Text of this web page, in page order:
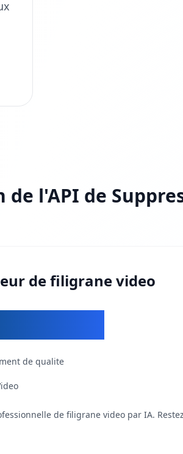
l'API de
de filigrane video
de qualite
de filigrane video par IA.